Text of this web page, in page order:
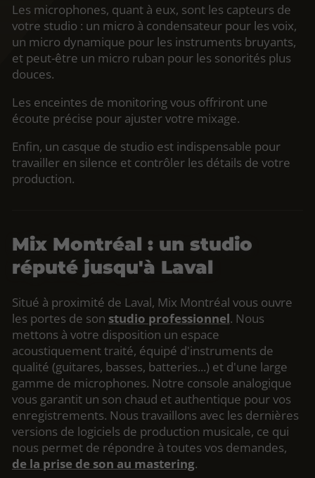
Les microphones, quant à eux, sont les capteurs de
votre studio : un micro à condensateur pour les voix,
un micro dynamique pour les instruments bruyants,
et peut-être un micro ruban pour les sonorités plus
douces.
Les enceintes de monitoring vous offriront une
écoute précise pour ajuster votre mixage.
Enfin, un casque de studio est indispensable pour
travailler en silence et contrôler les détails de votre
production.
Mix Montréal : un studio
réputé jusqu'à Laval
Situé à proximité de Laval, Mix Montréal vous ouvre
les portes de son studio professionnel. Nous
mettons à votre disposition un espace
acoustiquement traité, équipé d'instruments de
qualité (guitares, basses, batteries...) et d'une large
gamme de microphones. Notre console analogique
vous garantit un son chaud et authentique pour vos
enregistrements. Nous travaillons avec les dernières
versions de logiciels de production musicale, ce qui
nous permet de répondre à toutes vos demandes,
de la prise de son au mastering.